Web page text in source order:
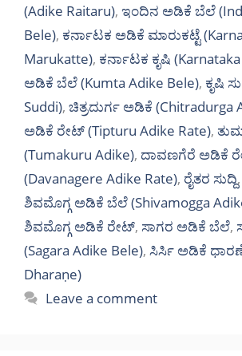
(Adike Raitaru), ಇಂದಿನ ಅಡಿಕೆ ಬೆಲೆ
Bele), ಕರ್ನಾಟಕ ಅಡಿಕೆ ಮಾರುಕಟ್ಟೆ
Marukatte), ಕರ್ನಾಟಕ ಕೃಷಿ
ಅಡಿಕೆ ಬೆಲೆ (Kumta Adike Bele), ಕೃಷಿ
Suddi), ಚಿತ್ರದುರ್ಗ ಅಡಿಕೆ (Chitradurga
ಅಡಿಕೆ ರೇಟ್ (Tipturu Adike Rate),
(Tumakuru Adike), ದಾವಣಗೆರೆ ಅಡಿಕೆ
(Davanagere Adike Rate), ರೈತರ ಸುದ್ದಿ,
ಶಿವಮೊಗ್ಗ ಅಡಿಕೆ ಬೆಲೆ (Shivamogga
ಶಿವಮೊಗ್ಗ ಅಡಿಕೆ ರೇಟ್, ಸಾಗರ ಅಡಿಕೆ ಬೆಲೆ,
(Sagara Adike Bele), ಸಿರ್ಸಿ ಅಡಿಕೆ
Dharaṇe)
Leave a comment